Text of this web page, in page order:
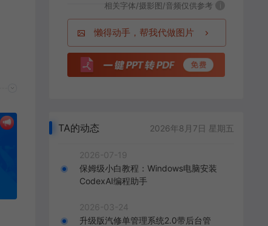
相关字体/摄影图/音频仅供参考 i
懒得动手，帮我代做图片
TA的动态 2026年8月7日 星期五
2026-07-19
保姆级小白教程：Windows电脑安装
CodexAI编程助手
2026-03-24
升级版汽修单管理系统2.0带后台管